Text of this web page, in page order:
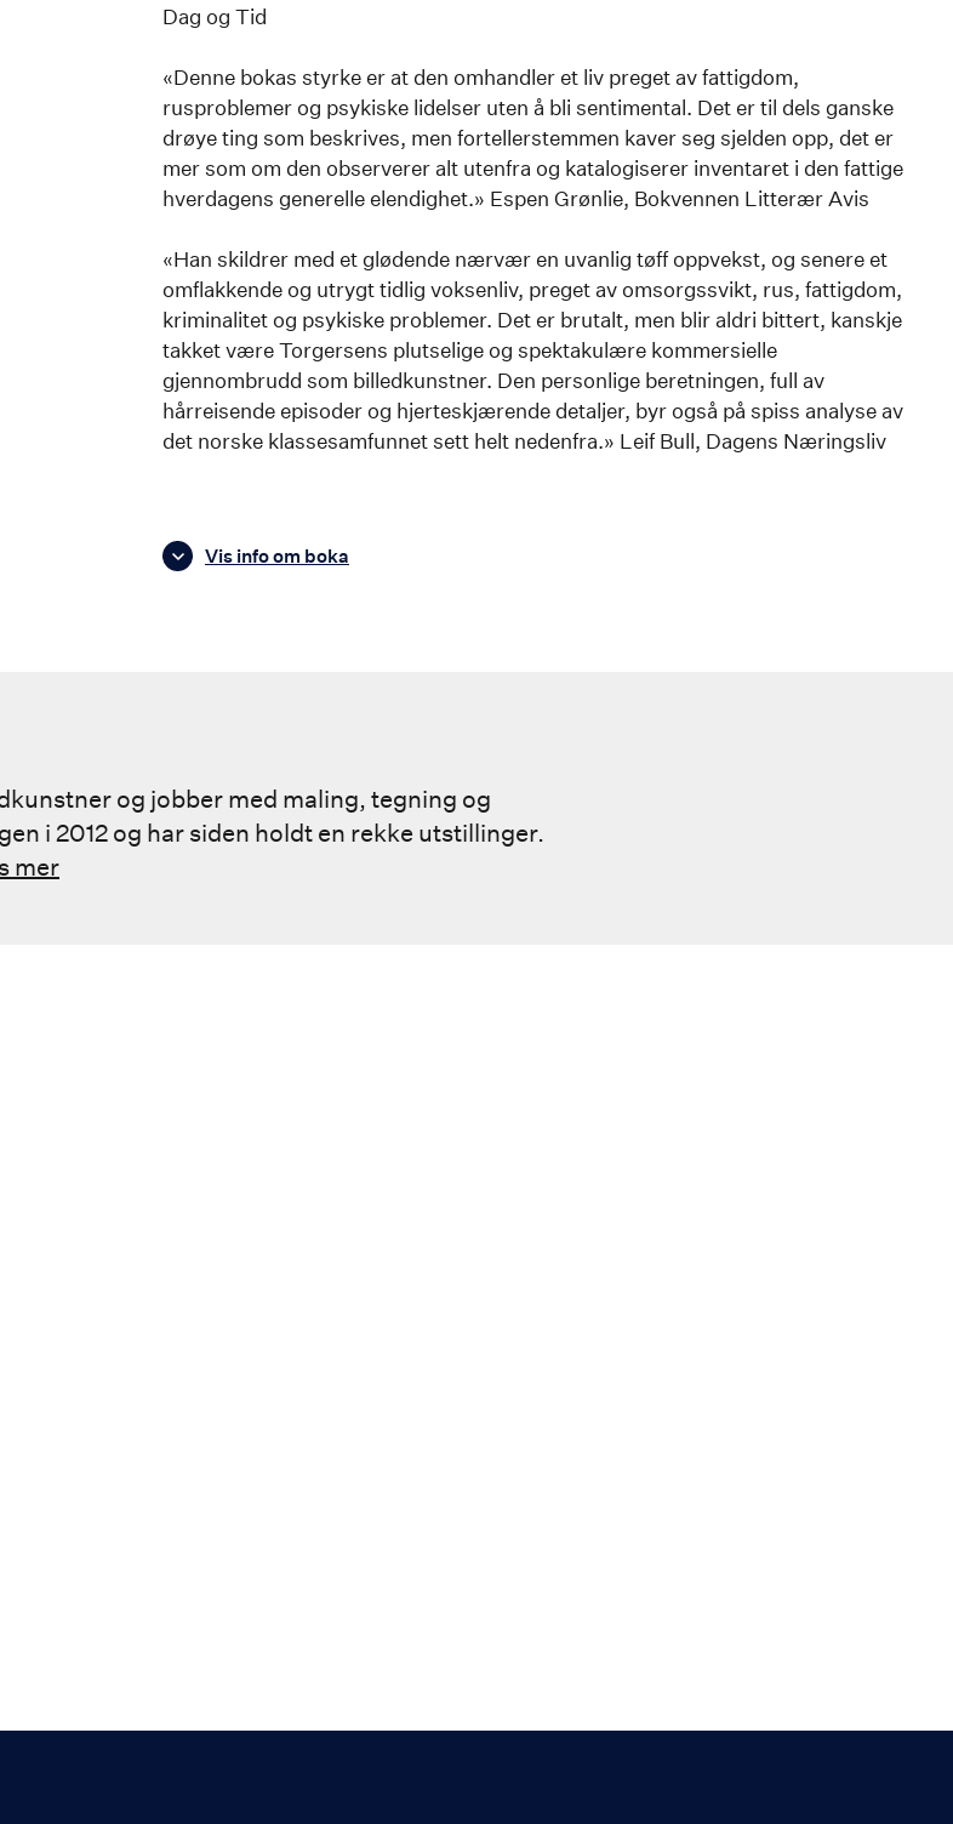
Dag og Tid
«Denne bokas styrke er at den omhandler et liv preget av fattigdom,
rusproblemer og psykiske lidelser uten å bli sentimental. Det er til dels ganske
drøye ting som beskrives, men fortellerstemmen kaver seg sjelden opp, det er
mer som om den observerer alt utenfra og katalogiserer inventaret i den fattige
hverdagens generelle elendighet.» Espen Grønlie, Bokvennen Litterær Avis
«Han skildrer med et glødende nærvær en uvanlig tøff oppvekst, og senere et
omflakkende og utrygt tidlig voksenliv, preget av omsorgssvikt, rus, fattigdom,
kriminalitet og psykiske problemer. Det er brutalt, men blir aldri bittert, kanskje
takket være Torgersens plutselige og spektakulære kommersielle
gjennombrudd som billedkunstner. Den personlige beretningen, full av
hårreisende episoder og hjerteskjærende detaljer, byr også på spiss analyse av
det norske klassesamfunnet sett helt nedenfra.» Leif Bull, Dagens Næringsliv
Vis info om boka
og jobber med maling, tegning og
i 2012 og har siden holdt en rekke utstillinger.
mer